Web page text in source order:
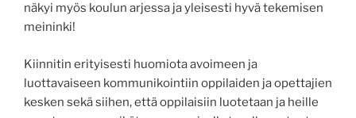
näkyi myös koulun arjessa ja yleisesti hyvä tekemisen
meininki!
Kiinnitin erityisesti huomiota avoimeen ja
luottavaiseen kommunikointiin oppilaiden ja opettajien
kesken sekä siihen, että oppilaisiin luotetaan ja heille